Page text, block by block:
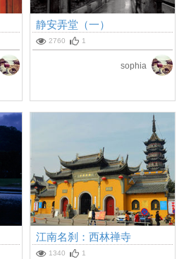
静安弄堂（一）
2760 1
sophia
江南名刹：西林禅寺
1340 1